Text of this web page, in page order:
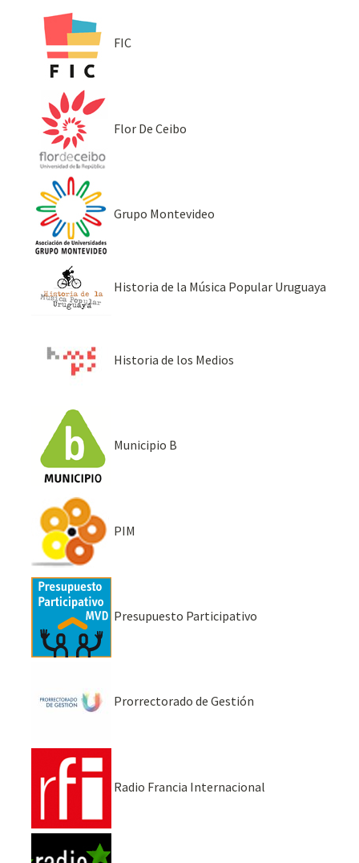
FIC
Flor De Ceibo
Grupo Montevideo
Historia de la Música Popular Uruguaya
Historia de los Medios
Municipio B
PIM
Presupuesto Participativo
Prorrectorado de Gestión
Radio Francia Internacional